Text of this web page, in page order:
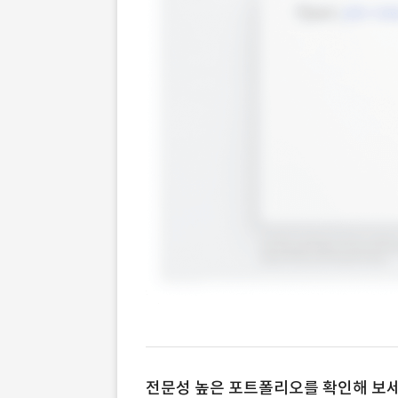
전문성 높은 포트폴리오를 확인해 보